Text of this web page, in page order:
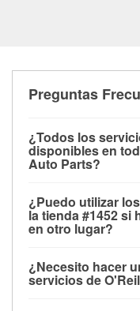
Preguntas
¿Todos los
disponibles en
Auto Parts?
las pruebas de
motor de arranque,
con O'Reilly
limpiaparabrisas o
todas las tiendas
¿Puedo utilizar
la tienda #1452 si
en otro lugar?
de O'Reilly Auto
tienda #1452 de
¿Necesito hacer
servicios de